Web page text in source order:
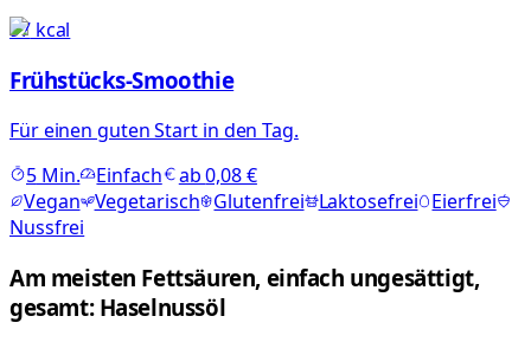
97kcal
Frühstücks-Smoothie
Für einen guten Start in den Tag.
5Min. Einfach ab0,08 €
Vegan Vegetarisch Glutenfrei Laktosefrei Eierfrei
Nussfrei
Am meisten Fettsäuren, einfach ungesättigt,
gesamt: Haselnussöl